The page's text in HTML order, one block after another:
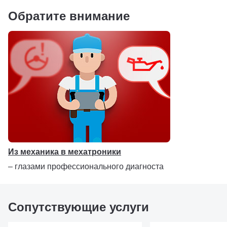
АКБ, модуль-тестер и имитатор датчиков
Особенности Launch X-431 PADVII
Поддержка 4-канального CAN протокола (4 линии на
Поддержка протоколов: CANFD, DOIP (ISO 13400),
Определение напряжения АКБ во время
Dual WiFi 5-го поколения с поддержкой частот 2.4 и 5.0
Светодиодная индикация состояния
Онлайн обновления
Обратите внимание
Из механика в мехатроники
– глазами профессионального диагноста
Сопутствующие услуги